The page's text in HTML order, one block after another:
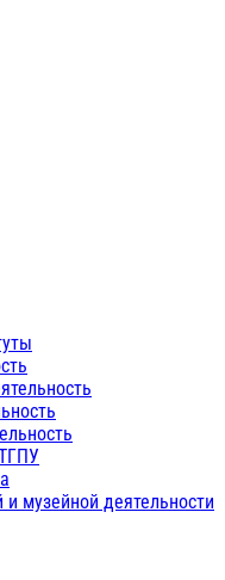
музейной деятельности